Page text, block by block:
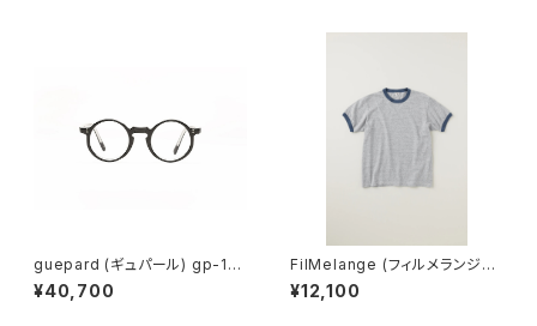
guepard (ギュパール) gp-11
noir cristal (clear lens) メガ
ネ
¥40,700
FilMelange (フィルメランジェ)
EMMA / エマ VINTAGE TENJ
IKU (champione melange)
¥12,100